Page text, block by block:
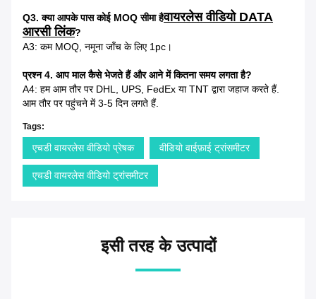
Q3. क्या आपके पास कोई MOQ सीमा हैवायरलेस वीडियो DATA
आरसी लिंक?
A3: कम MOQ, नमूना जाँच के लिए 1pc।
प्रश्न 4. आप माल कैसे भेजते हैं और आने में कितना समय लगता है?
A4: हम आम तौर पर DHL, UPS, FedEx या TNT द्वारा जहाज करते हैं.
आम तौर पर पहुंचने में 3-5 दिन लगते हैं.
Tags:
एचडी वायरलेस वीडियो प्रेषक वीडियो वाईफ़ाई ट्रांसमीटर
एचडी वायरलेस वीडियो ट्रांसमीटर
इसी तरह के उत्पादों